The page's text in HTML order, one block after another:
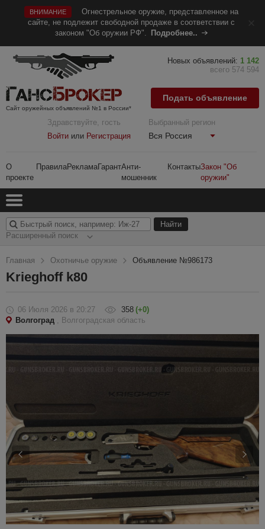
ВНИМАНИЕ
Огнестрельное оружие, представленное на
сайте, не подлежит свободной продаже в соответствии с
законом "Об оружии РФ".
Подробнее..
Сайт оружейных объявлений №1 в России*
Здравствуйте, гость
Войти или Регистрация
Выбранный регион
Вся Россия
О
проекте
ПравилаРекламаГарантАнти-
мошенник
КонтактыЗакон "Об
оружии"
Новых объявлений: 1 142
всего 574 594
Подать объявление
Расширенный поиск
Главная Охотничье оружие Объявление №986173
Krieghoff k80
06 Июля 2026 в 20:27 358 (+0)
Волгоград , Волгоградская область